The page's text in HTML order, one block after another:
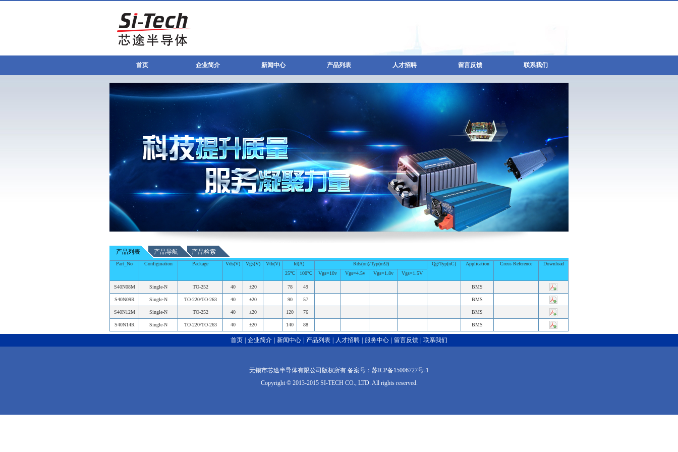
首页 企业简介 新闻中心 产品列表 人才招聘 留言反馈 联系我们
产品列表 产品导航 产品检索
Part_No Configuration Package Vds(V) Vgs(V) Vth(V) Id(A) Rds(on)/Typ(mΩ) Qg/Typ(nC) Application Cross Reference
Download
25℃
100℃ Vgs=10v Vgs=4.5v Vgs=1.8v Vgs=1.5V
S40N08M Single-N TO-252 40 ±20 78 49 BMS
S40N09R Single-N TO-220/TO-263 40 ±20 90 57 BMS
S40N12M Single-N TO-252 40 ±20 120 76 BMS
S40N14R Single-N TO-220/TO-263 40 ±20 140 88 BMS
首页 企业简介 新闻中心 产品列表 人才招聘 服务中心 留言反馈 联系我们
无锡市芯途半导体有限公司版权所有 备案号：苏ICP备15006727号-1
Copyright © 2013-2015 SI-TECH CO., LTD. All rights reserved.